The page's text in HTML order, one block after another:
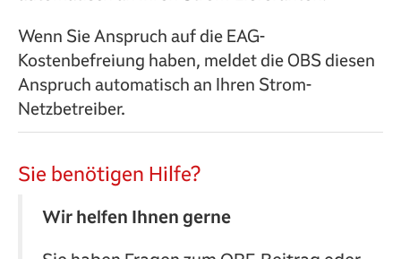
Wenn Sie Anspruch auf die EAG-
Kostenbefreiung haben, meldet die OBS diesen
Anspruch automatisch an Ihren Strom-
Netzbetreiber.
Sie benötigen Hilfe?
Wir helfen Ihnen gerne